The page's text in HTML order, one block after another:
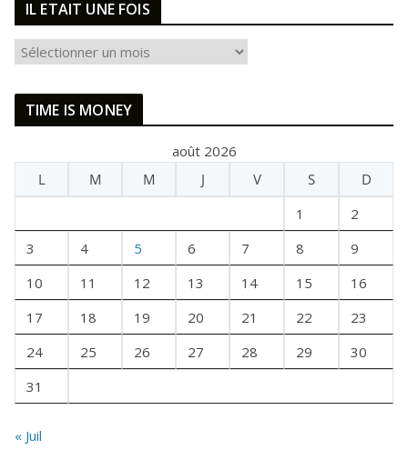
IL ETAIT UNE FOIS
E
I
U
F
S
TIME IS MONEY
août 2026
L
M M J V S
D
1
2
3
4 5 6 7 8
9
10
11 12 13 14 15
16
17
18 19 20 21 22
23
24
25 26 27 28 29
30
31
« Juil